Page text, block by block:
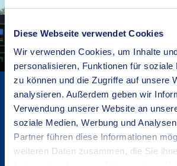
Diese Webseite verwendet Cookies
Wir verwenden Cookies, um Inhalte
personalisieren, Funktionen für soziale
zu können und die Zugriffe auf unsere
analysieren. Außerdem geben wir
Verwendung unserer Website an
soziale Medien, Werbung und
Partner führen diese Informationen
weiteren Daten zusammen, die Sie
Kreisverwaltung A-Z
Bekanntmachungen
Ortsrecht
Karriere beim Kreis
Bürger-, Ideen- und Beschwerdecenter